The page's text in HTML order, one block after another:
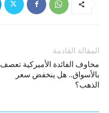
المقالة القادمة
مخاوف الفائدة الأميركية تعصف
بالأسواق.. هل ينخفض سعر
الذهب؟